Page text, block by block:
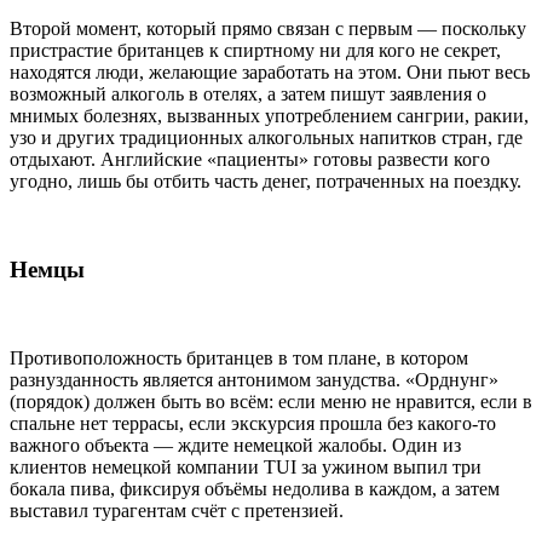
Второй момент, который прямо связан с первым — поскольку
пристрастие британцев к спиртному ни для кого не секрет,
находятся люди, желающие заработать на этом. Они пьют весь
возможный алкоголь в отелях, а затем пишут заявления о
мнимых болезнях, вызванных употреблением сангрии, ракии,
узо и других традиционных алкогольных напитков стран, где
отдыхают. Английские «пациенты» готовы развести кого
угодно, лишь бы отбить часть денег, потраченных на поездку.
Немцы
Противоположность британцев в том плане, в котором
разнузданность является антонимом занудства. «Орднунг»
(порядок) должен быть во всём: если меню не нравится, если в
спальне нет террасы, если экскурсия прошла без какого-то
важного объекта — ждите немецкой жалобы. Один из
клиентов немецкой компании TUI за ужином выпил три
бокала пива, фиксируя объёмы недолива в каждом, а затем
выставил турагентам счёт с претензией.